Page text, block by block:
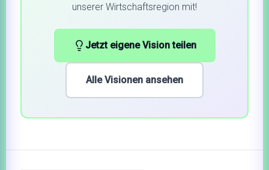
unserer Wirtschaftsregion mit!
Jetzt eigene Vision teilen
Alle Visionen ansehen